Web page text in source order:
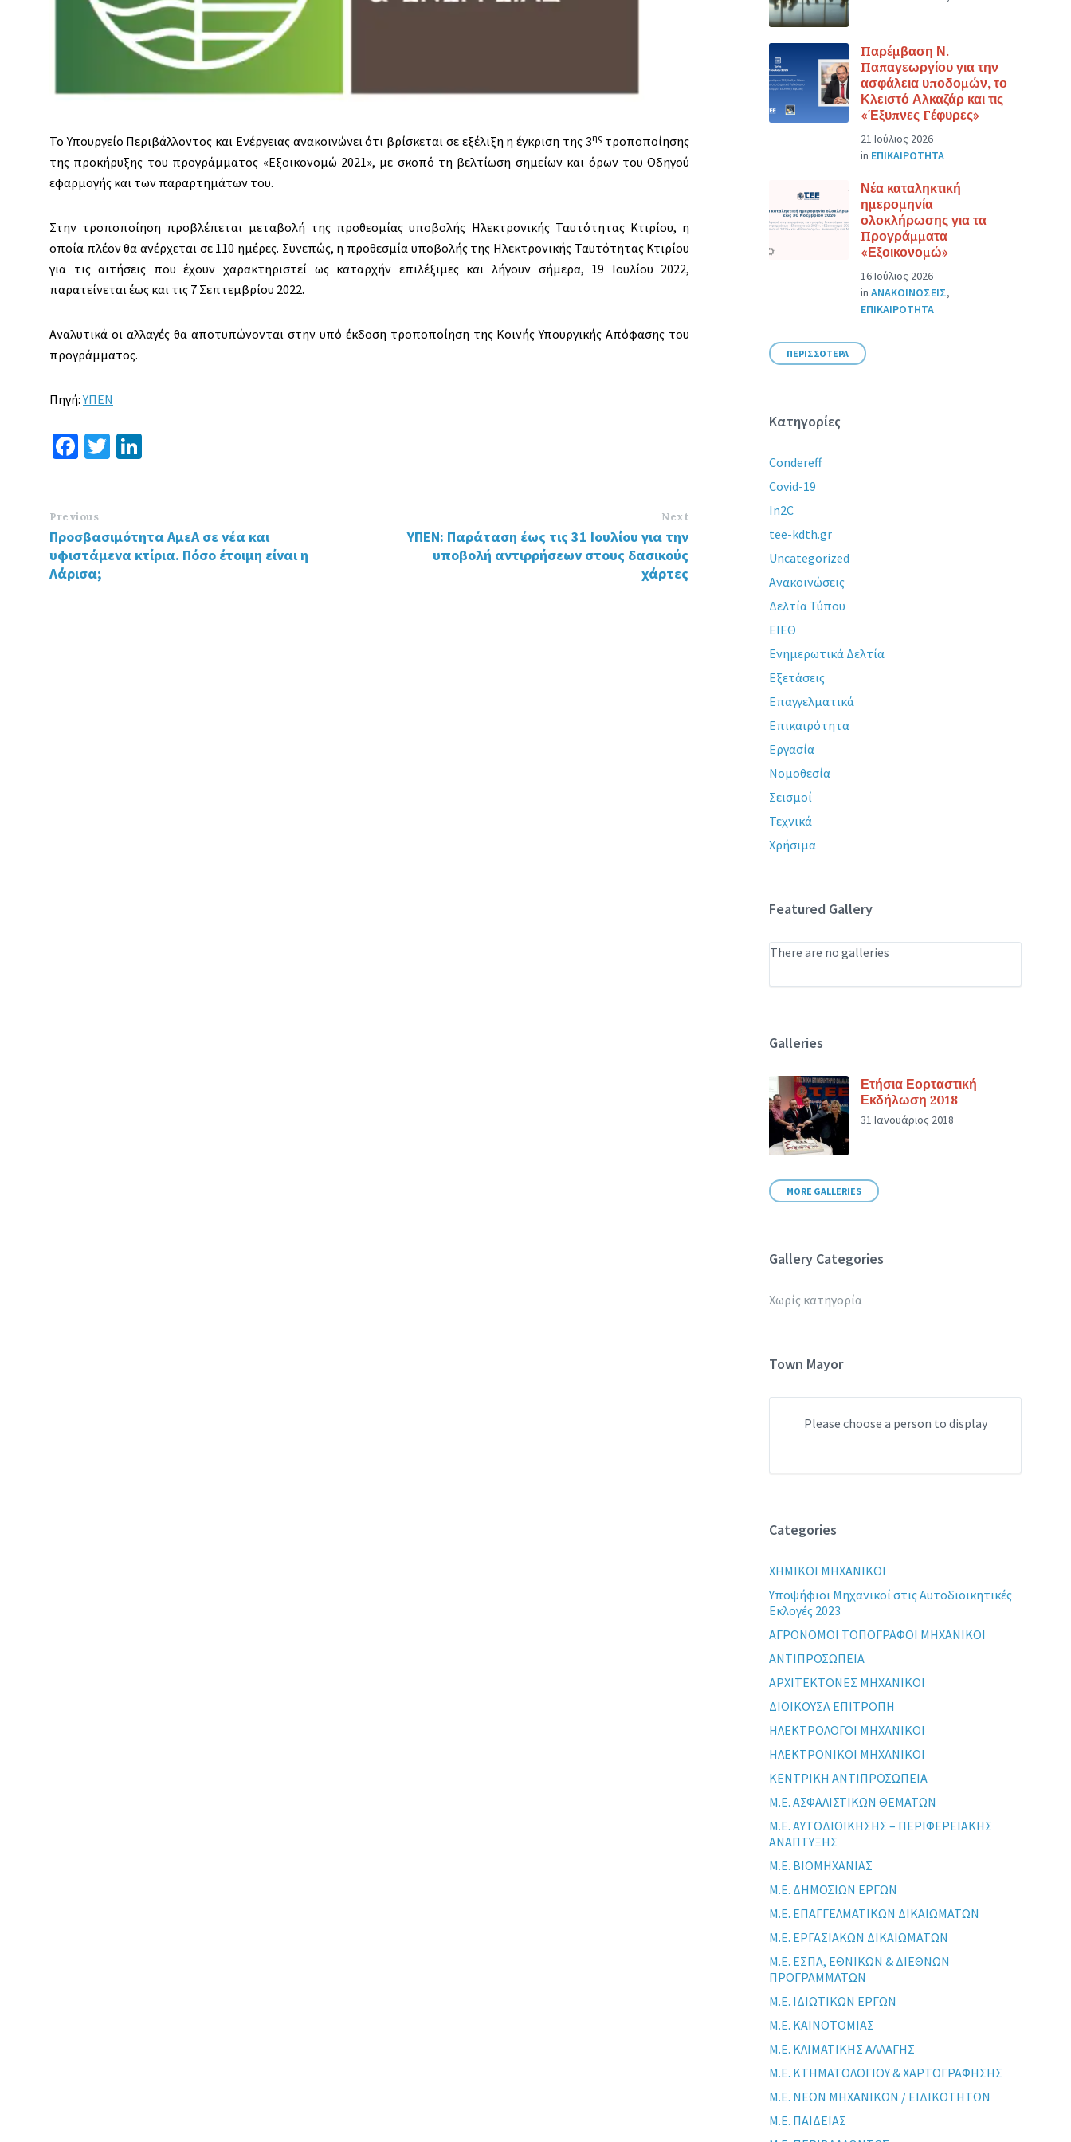
Το Υπουργείο Περιβάλλοντος και Ενέργειας ανακοινώνει ότι βρίσκεται σε εξέλιξη η έγκριση της 3ης τροποποίησης
της προκήρυξης του προγράμματος «Εξοικονομώ 2021», με σκοπό τη βελτίωση σημείων και όρων του Οδηγού
εφαρμογής και των παραρτημάτων του.
Στην τροποποίηση προβλέπεται μεταβολή της προθεσμίας υποβολής Ηλεκτρονικής Ταυτότητας Κτιρίου, η
οποία πλέον θα ανέρχεται σε 110 ημέρες. Συνεπώς, η προθεσμία υποβολής της Ηλεκτρονικής Ταυτότητας Κτιρίου
για τις αιτήσεις που έχουν χαρακτηριστεί ως καταρχήν επιλέξιμες και λήγουν σήμερα, 19 Ιουλίου 2022,
παρατείνεται έως και τις 7 Σεπτεμβρίου 2022.
Αναλυτικά οι αλλαγές θα αποτυπώνονται στην υπό έκδοση τροποποίηση της Κοινής Υπουργικής Απόφασης του
προγράμματος.
Πηγή: ΥΠΕΝ
Fa
o
o
k
T
er
n
Previous
Προσβασιμότητα ΑμεΑ σε νέα και
υφιστάμενα κτίρια. Πόσο έτοιμη είναι η
Λάρισα;
Next
ΥΠΕΝ: Παράταση έως τις 31 Ιουλίου για την
υποβολή αντιρρήσεων στους δασικούς
χάρτες
Παρέμβαση Ν.
Παπαγεωργίου για την
ασφάλεια υποδομών, το
Κλειστό Αλκαζάρ και τις
«Έξυπνες Γέφυρες»
21 Ιούλιος 2026
in ΕΠΙΚΑΙΡΟΤΗΤΑ
Νέα καταληκτική
ημερομηνία
ολοκλήρωσης για τα
Προγράμματα
«Εξοικονομώ»
16 Ιούλιος 2026
inΑΝΑΚΟΙΝΩΣΕΙΣ,
ΕΠΙΚΑΙΡΟΤΗΤΑ
ΠΕΡΙΣΣΟΤΕΡΑ
Κατηγορίες
Condereff
Covid-19
In2C
tee-kdth.gr
Uncategorized
Ανακοινώσεις
Δελτία Τύπου
ΕΙΕΘ
Ενημερωτικά Δελτία
Εξετάσεις
Επαγγελματικά
Επικαιρότητα
Εργασία
Νομοθεσία
Σεισμοί
Τεχνικά
Χρήσιμα
Featured Gallery
There are no galleries
Galleries
Ετήσια Εορταστική
Εκδήλωση 2018
31 Ιανουάριος 2018
MORE GALLERIES
Gallery Categories
Χωρίς κατηγορία
Town Mayor
Please choose a person to display
Categories
XHMIKOI MHXANIKOI
Yποψήφιοι Μηχανικοί στις Αυτοδιοικητικές
Εκλογές 2023
ΑΓΡΟΝΟΜΟΙ ΤΟΠΟΓΡΑΦΟΙ ΜΗΧΑΝΙΚΟΙ
ΑΝΤΙΠΡΟΣΩΠΕΙΑ
ΑΡΧΙΤΕΚΤΟΝΕΣ ΜΗΧΑΝΙΚΟΙ
ΔΙΟΙΚΟΥΣΑ ΕΠΙΤΡΟΠΗ
ΗΛΕΚΤΡΟΛΟΓΟΙ ΜΗΧΑΝΙΚΟΙ
ΗΛΕΚΤΡΟΝΙΚΟΙ ΜΗΧΑΝΙΚΟΙ
ΚΕΝΤΡΙΚΗ ΑΝΤΙΠΡΟΣΩΠΕΙΑ
Μ.Ε. ΑΣΦΑΛΙΣΤΙΚΩΝ ΘΕΜΑΤΩΝ
Μ.Ε. ΑΥΤΟΔΙΟΙΚΗΣΗΣ – ΠΕΡΙΦΕΡΕΙΑΚΗΣ
ΑΝΑΠΤΥΞΗΣ
Μ.Ε. ΒΙΟΜΗΧΑΝΙΑΣ
Μ.Ε. ΔΗΜΟΣΙΩΝ ΕΡΓΩΝ
Μ.Ε. ΕΠΑΓΓΕΛΜΑΤΙΚΩΝ ΔΙΚΑΙΩΜΑΤΩΝ
Μ.Ε. ΕΡΓΑΣΙΑΚΩΝ ΔΙΚΑΙΩΜΑΤΩΝ
Μ.Ε. ΕΣΠΑ, ΕΘΝΙΚΩΝ & ΔΙΕΘΝΩΝ
ΠΡΟΓΡΑΜΜΑΤΩΝ
Μ.Ε. ΙΔΙΩΤΙΚΩΝ ΕΡΓΩΝ
Μ.Ε. ΚΑΙΝΟΤΟΜΙΑΣ
Μ.Ε. ΚΛΙΜΑΤΙΚΗΣ ΑΛΛΑΓΗΣ
Μ.Ε. ΚΤΗΜΑΤΟΛΟΓΙΟΥ & ΧΑΡΤΟΓΡΑΦΗΣΗΣ
Μ.Ε. ΝΕΩΝ ΜΗΧΑΝΙΚΩΝ / ΕΙΔΙΚΟΤΗΤΩΝ
Μ.Ε. ΠΑΙΔΕΙΑΣ